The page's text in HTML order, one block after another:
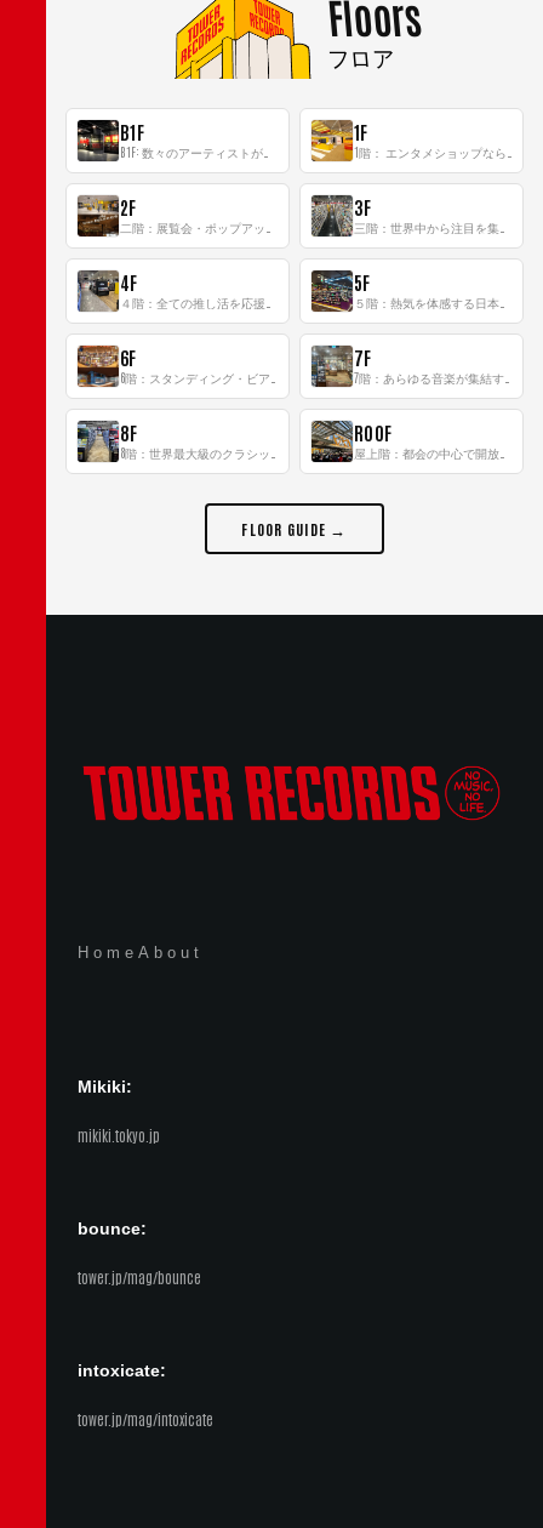
Floors
フロア
B1F 1F
2F 3F
4F 5F
6F 7F
8F ROOF
FLOOR GUIDE →
Home About
Mikiki:
mikiki.tokyo.jp
bounce:
tower.jp/mag/bounce
intoxicate:
tower.jp/mag/intoxicate